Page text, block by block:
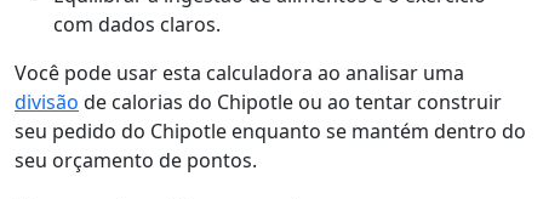
com dados claros.
Você pode usar esta calculadora ao analisar uma
divisão de calorias do Chipotle ou ao tentar construir
seu pedido do Chipotle enquanto se mantém dentro do
seu orçamento de pontos.